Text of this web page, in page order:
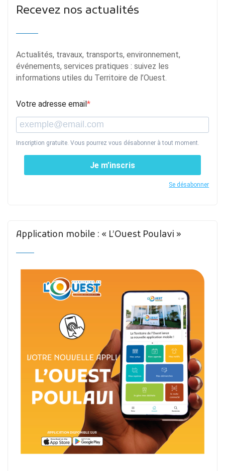
Recevez nos actualités
Actualités, travaux, transports, environnement,
événements, services pratiques : suivez les
informations utiles du Territoire de l’Ouest.
Votre adresse email
Inscription gratuite. Vous pourrez vous désabonner à tout moment.
Je m’inscris
Se désabonner
Application mobile : « L’Ouest Poulavi »